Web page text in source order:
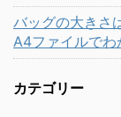
バッグの大きさ
A4ファイルでわ
カテゴリー